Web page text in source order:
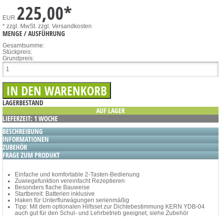
EUR 225,00*
* zzgl. MwSt. zzgl. Versandkosten
MENGE / AUSFÜHRUNG
Gesamtsumme:
Stückpreis:
Grundpreis:
LAGERBESTAND
AUF LAGER
LIEFERZEIT: 1 WOCHE
BESCHREIBUNG
INFORMATIONEN
ZUBEHÖR
FRAGE ZUM PRODUKT
Einfache und komfortable 2-Tasten-Bedienung
Zuwiegefunktion vereinfacht Rezeptieren
Besonders flache Bauweise
Startbereit: Batterien inklusive
Haken für Unterflurwägungen serienmäßig
Tipp: Mit dem optionalen Hilfsset zur Dichtebestimmung KERN YDB-04
auch gut für den Schul- und Lehrbetrieb geeignet, siehe Zubehör